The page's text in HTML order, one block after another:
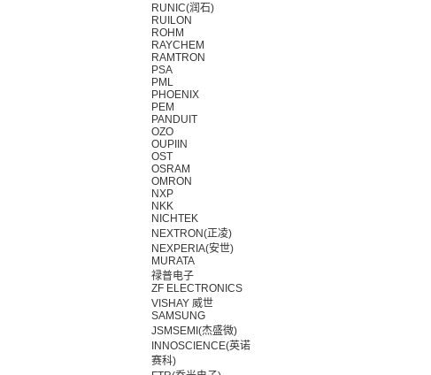
RUNIC(润石)
RUILON
ROHM
RAYCHEM
RAMTRON
PSA
PML
PHOENIX
PEM
PANDUIT
OZO
OUPIIN
OST
OSRAM
OMRON
NXP
NKK
NICHTEK
NEXTRON(正凌)
NEXPERIA(安世)
MURATA
禄普电子
ZF ELECTRONICS
VISHAY 威世
SAMSUNG
JSMSEMI(杰盛微)
INNOSCIENCE(英诺
赛科)